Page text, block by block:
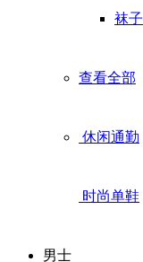
袜子
查看全部
休闲通勤
时尚单鞋
男士